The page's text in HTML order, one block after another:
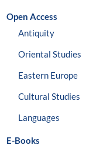
Open Access
Antiquity
Oriental Studies
Eastern Europe
Cultural Studies
Languages
E-Books